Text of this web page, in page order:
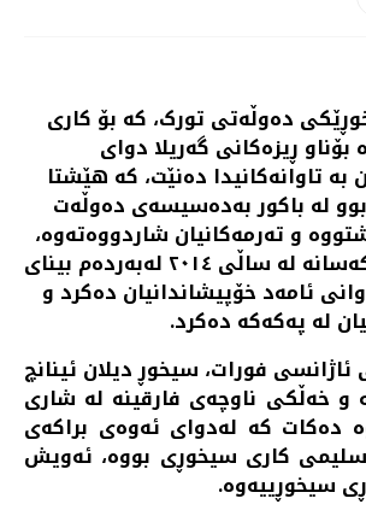
دەوڵەتی تورک، کە بۆ کاری
ڕیزەکانی گەریلا دوای
بە تاوانەکانیدا دەنێت، کە هێشتا
١٦ساڵ بوو لە باکور بەدەسیسەی دەوڵەت
و تەرمەکانیان شاردووەتەوە،
خانەوادەی ئەو کەسانە لە ساڵی ٢٠١٤ لەبەردەم بینای
ئامەد خۆپیشاندانیان دەکرد و
لە پەکەکە دەکرد.
فورات، سیخوڕ دیلان ئینانچ
٢٣ ساڵە و خەڵکی ناوچەی فارقینە لە شاری
دەکات کە لەدوای ئەوەی براکەی
کاری سیخوڕی بووە، ئەویش
سیخوڕییەوە.